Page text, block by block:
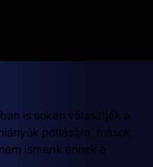
is sokan választják a
pótlására, mások
ismerik ennek a